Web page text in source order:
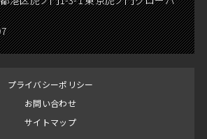
プライバシーポリシー
お問い合わせ
サイトマップ